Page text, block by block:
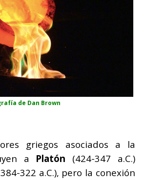
de Dan Brown
griegos asociados a la
a Platón (424-347 a.C.)
322 a.C.), pero la conexión